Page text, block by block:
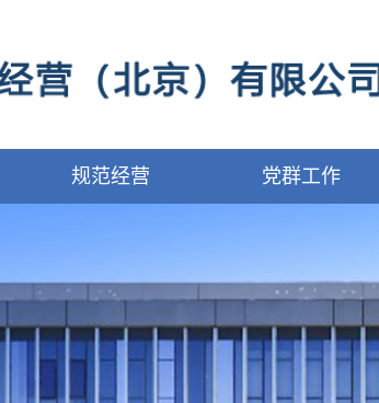
规范经营 党群工作